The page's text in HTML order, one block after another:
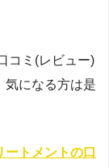
コミ(レビュー)
気になる方は是
トメントの口